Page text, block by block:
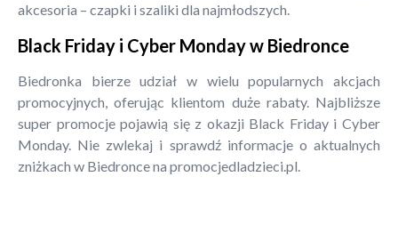
akcesoria – czapki i szaliki dla najmłodszych.
Black Friday i Cyber Monday w Biedronce
Biedronka bierze udział w wielu popularnych akcjach
promocyjnych, oferując klientom duże rabaty. Najbliższe
super promocje pojawią się z okazji Black Friday i Cyber
Monday. Nie zwlekaj i sprawdź informacje o aktualnych
zniżkach w Biedronce na promocjedladzieci.pl.